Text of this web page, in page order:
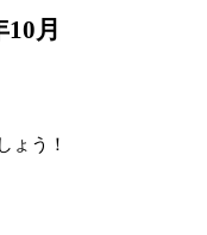
月
ょう！